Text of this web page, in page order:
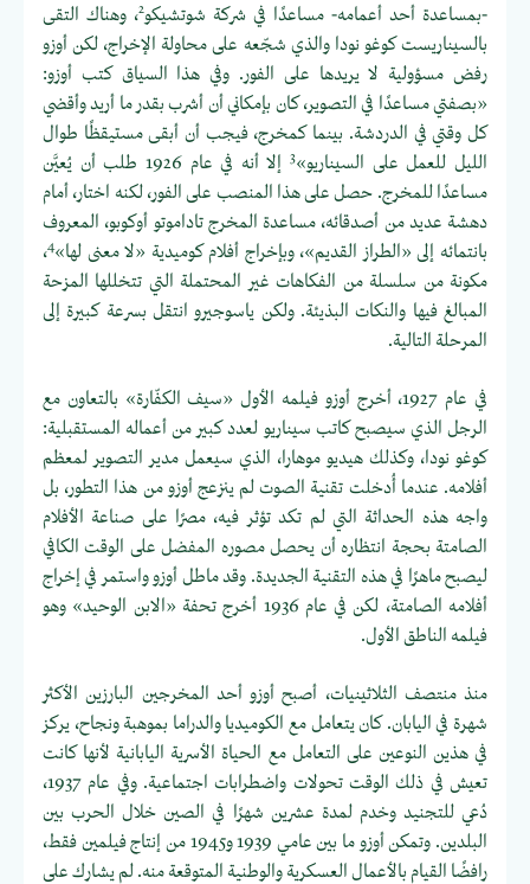
-بمساعدة أحد أعمامه- مساعدًا في شركة شوتشيكو2، وهناك التقى
بالسيناريست كوغو نودا والذي شجّعه على محاولة الإخراج، لكن أوزو
رفض مسؤولية لا يريدها على الفور. وفي هذا السياق كتب أوزو:
«بصفتي مساعدًا في التصوير، كان بإمكاني أن أشرب بقدر ما أريد وأقضي
كل وقتي في الدردشة. بينما كمخرج، فيجب أن أبقى مستيقظًا طوال
الليل للعمل على السيناريو»3
إلا أنه في عام 1926 طلب أن يُعيَّن
مساعدًا للمخرج. حصل على هذا المنصب على الفور، لكنه اختار، أمام
دهشة عديد من أصدقائه، مساعدة المخرج تاداموتو أوكوبو، المعروف
بانتمائه إلى «الطراز القديم»، وبإخراج أفلام كوميدية «لا معنى لها»4،
مكونة من سلسلة من الفكاهات غير المحتملة التي تتخللها المزحة
المبالغ فيها والنكات البذيئة. ولكن ياسوجيرو انتقل بسرعة كبيرة إلى
المرحلة التالية.
في عام 1927، أخرج أوزو فيلمه الأول «سيف الكفّارة» بالتعاون مع
الرجل الذي سيصبح كاتب سيناريو لعدد كبير من أعماله المستقبلية:
كوغو نودا، وكذلك هيديو موهارا، الذي سيعمل مدير التصوير لمعظم
أفلامه. عندما أُدخلت تقنية الصوت لم ينزعج أوزو من هذا التطور، بل
واجه هذه الحداثة التي لم تكد تؤثر فيه، مصرًا على صناعة الأفلام
الصامتة بحجة انتظاره أن يحصل مصوره المفضل على الوقت الكافي
ليصبح ماهرًا في هذه التقنية الجديدة. وقد ماطل أوزو واستمر في إخراج
أفلامه الصامتة، لكن في عام 1936 أخرج تحفة «الابن الوحيد» وهو
فيلمه الناطق الأول.
منذ منتصف الثلاثينيات، أصبح أوزو أحد المخرجين البارزين الأكثر
شهرة في اليابان. كان يتعامل مع الكوميديا ​​والدراما بموهبة ونجاح، يركز
في هذين النوعين على التعامل مع الحياة الأسرية اليابانية لأنها كانت
تعيش في ذلك الوقت تحولات واضطرابات اجتماعية. وفي عام 1937،
دُعي للتجنيد وخدم لمدة عشرين شهرًا في الصين خلال الحرب بين
البلدين. وتمكن أوزو ما بين عامي 1939 و1945 من إنتاج فيلمين فقط،
رافضًا القيام بالأعمال العسكرية والوطنية المتوقعة منه. لم يشارك على